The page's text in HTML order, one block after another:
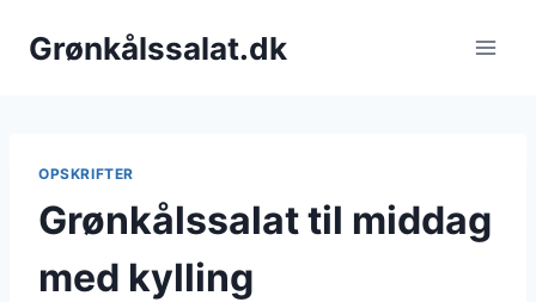
Grønkålssalat.dk
OPSKRIFTER
Grønkålssalat til middag
med kylling